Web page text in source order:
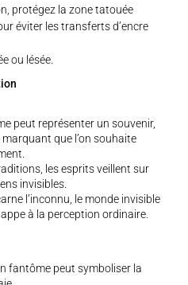
protégez la zone tatouée
éviter les transferts d’encre
ou lésée.
peut représenter un souvenir,
que l’on souhaite
les esprits veillent sur
invisibles.
l’inconnu, le monde invisible
à la perception ordinaire.
fantôme peut symboliser la